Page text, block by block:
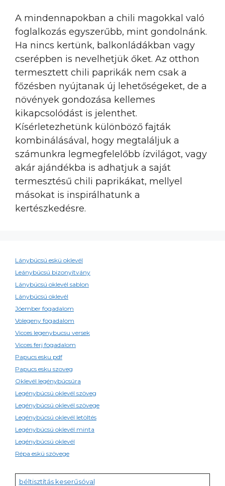
A mindennapokban a chili magokkal való
foglalkozás egyszerűbb, mint gondolnánk.
Ha nincs kertünk, balkonládákban vagy
cserépben is nevelhetjük őket. Az otthon
termesztett chili paprikák nem csak a
főzésben nyújtanak új lehetőségeket, de a
növények gondozása kellemes
kikapcsolódást is jelenthet.
Kísérletezhetünk különböző fajták
kombinálásával, hogy megtaláljuk a
számunkra legmegfelelőbb ízvilágot, vagy
akár ajándékba is adhatjuk a saját
termesztésű chili paprikákat, mellyel
másokat is inspirálhatunk a
kertészkedésre.
Lánybúcsú eskü oklevél
Leánybúcsú bizonyítvány
Lánybúcsú oklevél sablon
Lánybúcsú oklevél
Jóember fogadalom
Volegeny fogadalom
Vicces legenybucsu versek
Vicces ferj fogadalom
Papucs esku pdf
Papucs esku szoveg
Oklevél legénybúcsúra
Legénybúcsú oklevél szöveg
Legénybúcsú oklevél szövege
Legénybúcsú oklevél letöltés
Legénybúcsú oklevél minta
Legénybúcsú oklevél
Répa eskü szövege
béltisztítás keserűsóval